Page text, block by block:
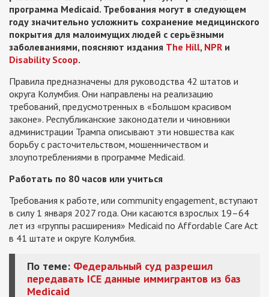
программа Medicaid. Требования могут в следующем
году значительно усложнить сохранение медицинского
покрытия для малоимущих людей с серьёзными
заболеваниями, поясняют издания The Hill, NPR и
Disability Scoop.
Правила предназначены для руководства 42 штатов и
округа Колумбия. Они направлены на реализацию
требований, предусмотренных в «Большом красивом
законе». Республиканские законодатели и чиновники
администрации Трампа описывают эти новшества как
борьбу с расточительством, мошенничеством и
злоупотреблениями в программе Medicaid.
Работать по 80 часов или учиться
Требования к работе, или community engagement, вступают
в силу 1 января 2027 года. Они касаются взрослых 19–64
лет из «группы расширения» Medicaid по Affordable Care Act
в 41 штате и округе Колумбия.
По теме: Федеральный суд разрешил
передавать ICE данные иммигрантов из баз
Medicaid